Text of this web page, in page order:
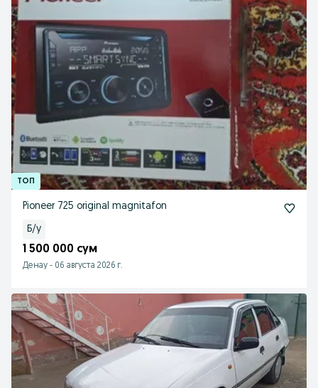
Pioneer 725 original magnitafon
Б/у
1 500 000 сум
Денау - 06 августа 2026 г.